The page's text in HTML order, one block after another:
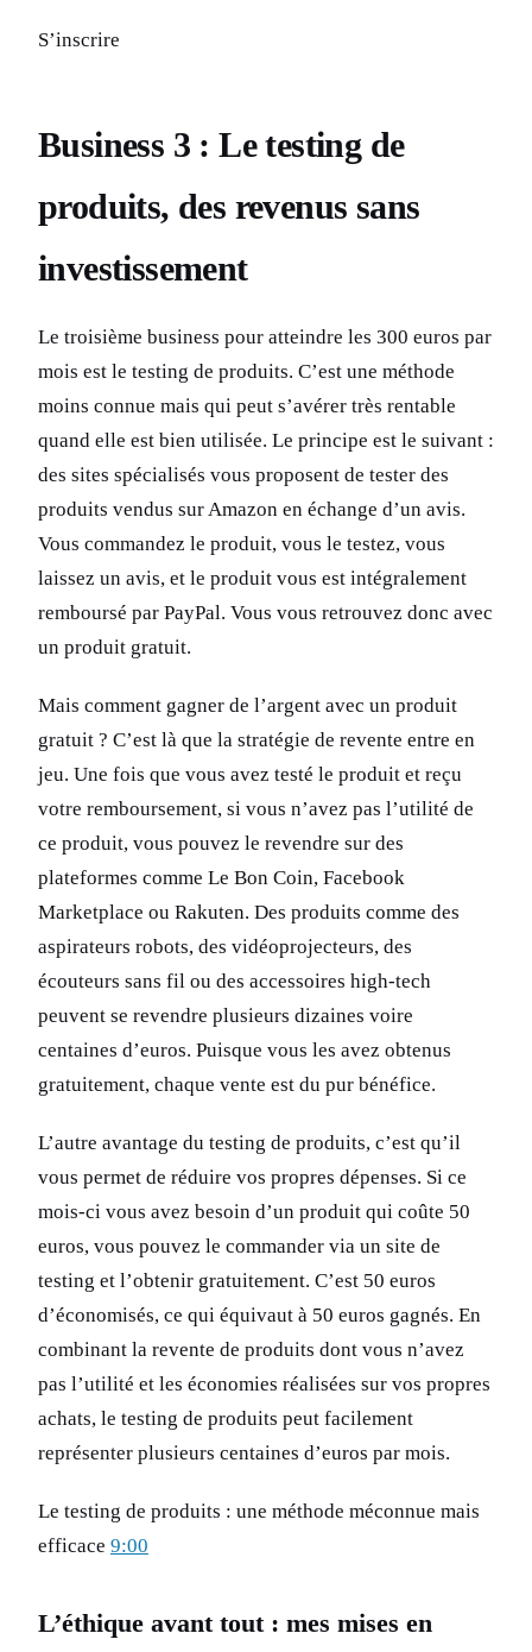
S’inscrire
Business 3 : Le testing de
produits, des revenus sans
investissement
Le troisième business pour atteindre les 300 euros par
mois est le testing de produits. C’est une méthode
moins connue mais qui peut s’avérer très rentable
quand elle est bien utilisée. Le principe est le suivant :
des sites spécialisés vous proposent de tester des
produits vendus sur Amazon en échange d’un avis.
Vous commandez le produit, vous le testez, vous
laissez un avis, et le produit vous est intégralement
remboursé par PayPal. Vous vous retrouvez donc avec
un produit gratuit.
Mais comment gagner de l’argent avec un produit
gratuit ? C’est là que la stratégie de revente entre en
jeu. Une fois que vous avez testé le produit et reçu
votre remboursement, si vous n’avez pas l’utilité de
ce produit, vous pouvez le revendre sur des
plateformes comme Le Bon Coin, Facebook
Marketplace ou Rakuten. Des produits comme des
aspirateurs robots, des vidéoprojecteurs, des
écouteurs sans fil ou des accessoires high-tech
peuvent se revendre plusieurs dizaines voire
centaines d’euros. Puisque vous les avez obtenus
gratuitement, chaque vente est du pur bénéfice.
L’autre avantage du testing de produits, c’est qu’il
vous permet de réduire vos propres dépenses. Si ce
mois-ci vous avez besoin d’un produit qui coûte 50
euros, vous pouvez le commander via un site de
testing et l’obtenir gratuitement. C’est 50 euros
d’économisés, ce qui équivaut à 50 euros gagnés. En
combinant la revente de produits dont vous n’avez
pas l’utilité et les économies réalisées sur vos propres
achats, le testing de produits peut facilement
représenter plusieurs centaines d’euros par mois.
Le testing de produits : une méthode méconnue mais
efficace 9:00
L’éthique avant tout : mes mises en